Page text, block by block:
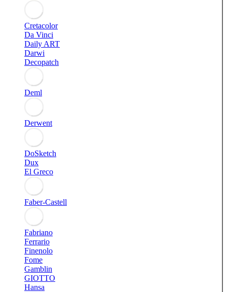
Cretacolor
Da Vinci
Daily ART
Darwi
Decopatch
Deml
Derwent
DoSketch
Dux
El Greco
Faber-Castell
Fabriano
Ferrario
Finenolo
Fome
Gamblin
GIOTTO
Hansa